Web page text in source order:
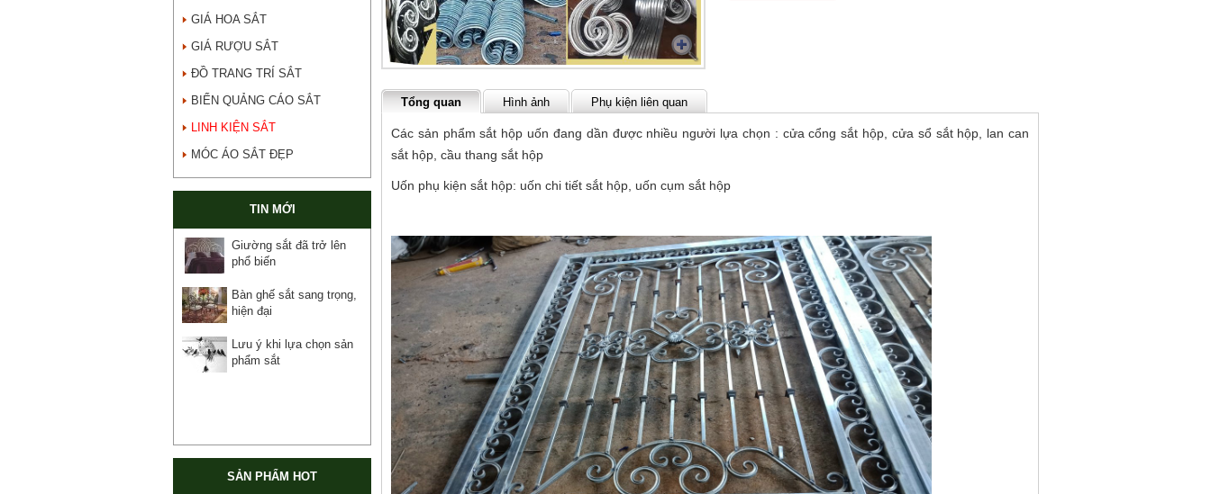
GIÁ HOA SẮT
GIÁ RƯỢU SẮT
ĐỒ TRANG TRÍ SẮT
BIỂN QUẢNG CÁO SẮT
LINH KIỆN SẮT
MÓC ÁO SẮT ĐẸP
TIN MỚI
Giường sắt đã trở lên
phổ biến
Bàn ghế sắt sang trọng,
hiện đại
Lưu ý khi lựa chọn sản
phẩm sắt
SẢN PHẨM HOT
Tổng quan Hình ảnh Phụ kiện liên quan
Các sản phẩm sắt hộp uốn đang dần được nhiều người lựa chọn : cửa cổng sắt hộp, cửa sổ sắt hộp, lan can
sắt hộp, cầu thang sắt hộp
Uốn phụ kiện sắt hộp: uốn chi tiết sắt hộp, uốn cụm sắt hộp